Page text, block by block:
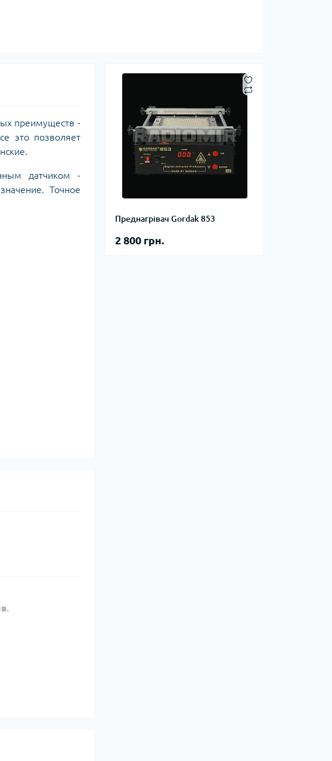
Преднагрівач Gordak 853
2 800 грн.
преимуществ -
это позволяет
датчиком -
Точное